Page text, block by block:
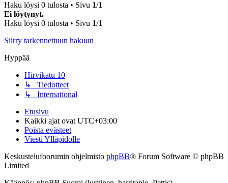
Haku löysi 0 tulosta • Sivu 1/1
Ei löytynyt.
Haku löysi 0 tulosta • Sivu 1/1
Siirry tarkennettuun hakuun
Hyppää
Hirvikatu 10
↳ Tiedotteet
↳ International
Etusivu
Kaikki ajat ovat UTC+03:00
Poista evästeet
Viesti Ylläpidolle
Keskustelufoorumin ohjelmisto phpBB® Forum Software © phpBB
Limited